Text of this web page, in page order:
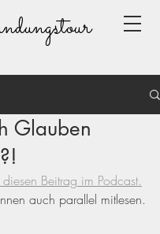
Glauben
diesen Beitrag im Podcast.
auch parallel mitlesen.